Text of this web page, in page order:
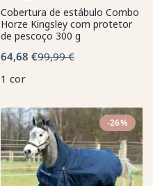
Cobertura de estábulo Combo
Horze Kingsley com protetor
de pescoço 300 g
64,68 €99,99 €
1 cor
-26%